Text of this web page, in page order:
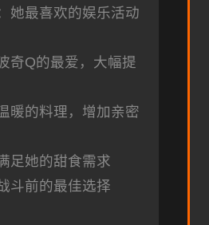
她最喜欢的娱乐活动
奇Q的最爱，大幅提
暖的料理，增加亲密
足她的甜食需求
斗前的最佳选择